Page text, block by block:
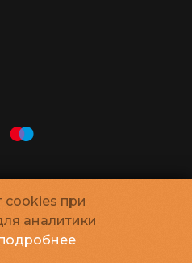
cookies при
аналитики
29-03000